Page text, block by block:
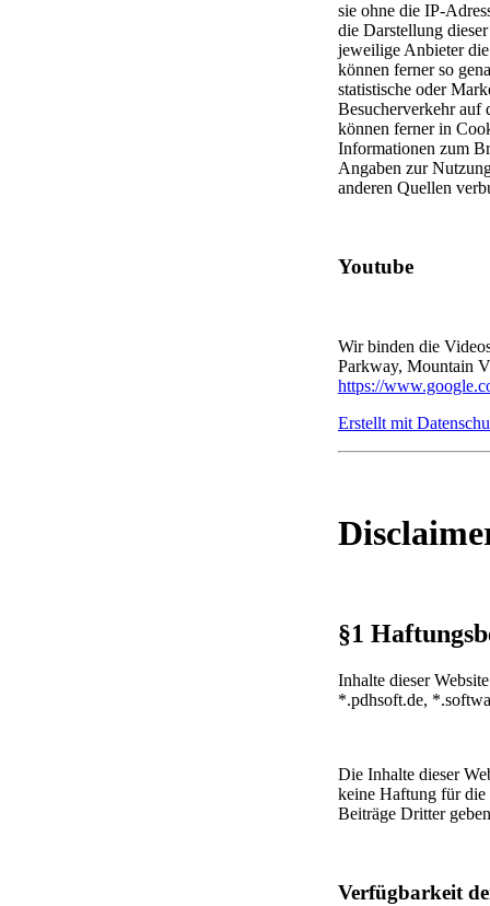
sie ohne die IP-
die Darstellung
jeweilige Anbieter
können ferner so
statistische oder
Besucherverkehr auf
können ferner in
Informationen zum
Angaben zur
anderen Quellen
Youtube
Wir binden die
Parkway, Mountain
https://
Erstellt mit
§1
Inhalte dieser
*.pdhsoft.de,
Die Inhalte dieser
keine Haftung für
Beiträge Dritter
Verfügbarkeit